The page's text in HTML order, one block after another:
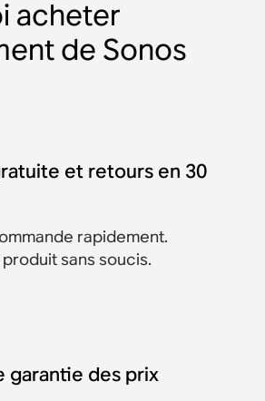
avec
acheter
de Sonos
et retours en 30
rapidement.
sans soucis.
garantie des prix